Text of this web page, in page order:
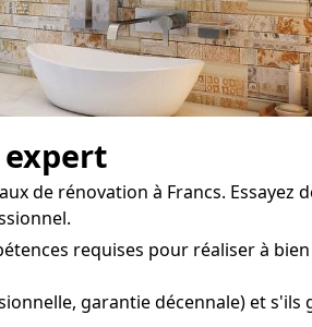
expert
de rénovation à Francs. Essayez
requises pour réaliser à
garantie décennale) et